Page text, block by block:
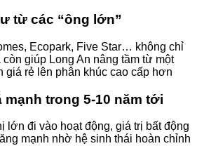
từ các “ông lớn”
Ecopark, Five Star… không chỉ
giúp Long An nâng tầm từ một
giá rẻ lên phân khúc cao cấp hơn
mạnh trong 5-10 năm tới
lớn đi vào hoạt động, giá trị bất động
mạnh nhờ hệ sinh thái hoàn chỉnh